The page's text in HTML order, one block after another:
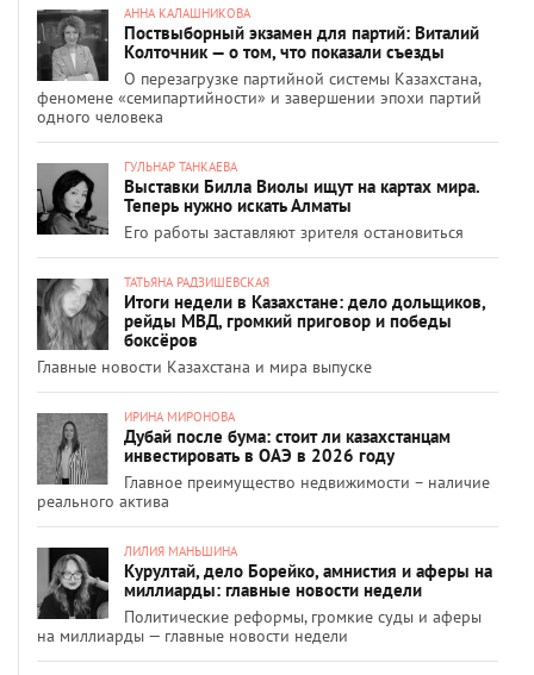
АННА КАЛАШНИКОВА
Поствыборный экзамен для партий: Виталий
Колточник — о том, что показали съезды
О перезагрузке партийной системы Казахстана,
феномене «семипартийности» и завершении эпохи партий
одного человека
ГУЛЬНАР ТАНКАЕВА
Выставки Билла Виолы ищут на картах мира.
Теперь нужно искать Алматы
Его работы заставляют зрителя остановиться
ТАТЬЯНА РАДЗИШЕВСКАЯ
Итоги недели в Казахстане: дело дольщиков,
рейды МВД, громкий приговор и победы
боксёров
Главные новости Казахстана и мира выпуске
ИРИНА МИРОНОВА
Дубай после бума: стоит ли казахстанцам
инвестировать в ОАЭ в 2026 году
Главное преимущество недвижимости – наличие
реального актива
ЛИЛИЯ МАНЬШИНА
Курултай, дело Борейко, амнистия и аферы на
миллиарды: главные новости недели
Политические реформы, громкие суды и аферы
на миллиарды — главные новости недели